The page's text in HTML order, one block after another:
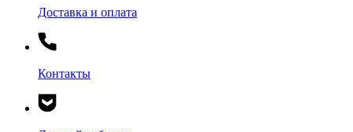
Доставка и оплата
Контакты